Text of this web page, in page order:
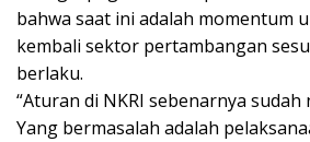
bahwa saat ini adalah momentum
kembali sektor pertambangan
berlaku.
“Aturan di NKRI sebenarnya sudah
Yang bermasalah adalah